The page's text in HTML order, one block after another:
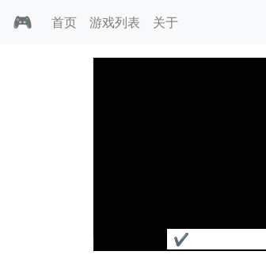
🎮 首页 游戏列表 关于
✔